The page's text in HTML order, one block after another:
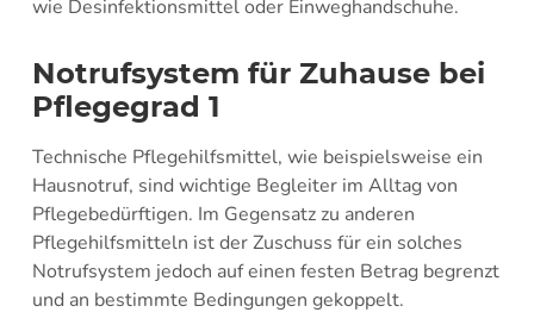
wie Desinfektionsmittel oder Einweghandschuhe.
Notrufsystem für Zuhause bei
Pflegegrad 1
Technische Pflegehilfsmittel, wie beispielsweise ein
Hausnotruf, sind wichtige Begleiter im Alltag von
Pflegebedürftigen. Im Gegensatz zu anderen
Pflegehilfsmitteln ist der Zuschuss für ein solches
Notrufsystem jedoch auf einen festen Betrag begrenzt
und an bestimmte Bedingungen gekoppelt.